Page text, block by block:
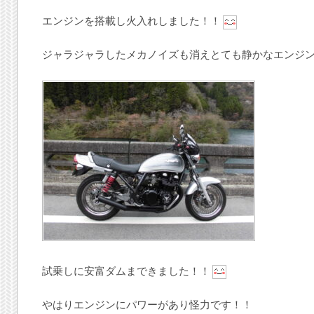
エンジンを搭載し火入れしました！！
ジャラジャラしたメカノイズも消えとても静かなエンジ
試乗しに安富ダムまできました！！
やはりエンジンにパワーがあり怪力です！！